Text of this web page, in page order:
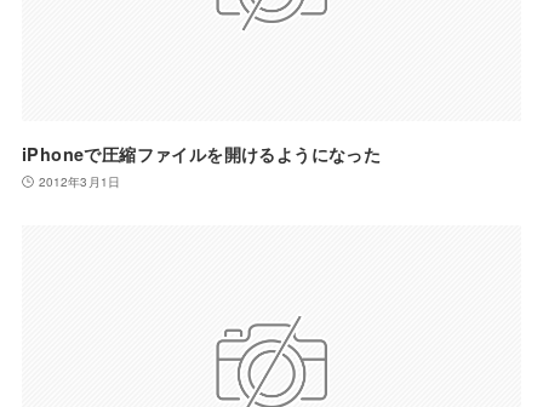
iPhoneで圧縮ファイルを開けるようになった
2012年3月1日